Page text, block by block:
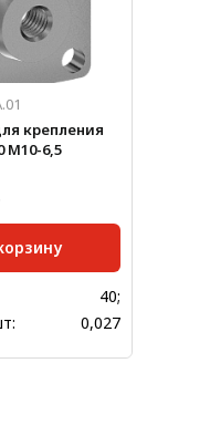
крепления
М10-6,5
40;
0,027